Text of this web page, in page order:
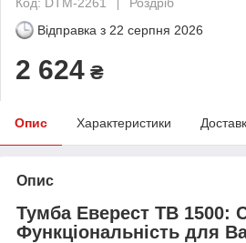
Відправка з 22 серпня 2026
2 624 ₴
Опис Характеристики
Опис
Тумба Еверест ТВ 1500:
Функціональність для